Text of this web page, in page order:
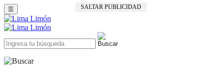
SALTAR PUBLICIDAD
☰